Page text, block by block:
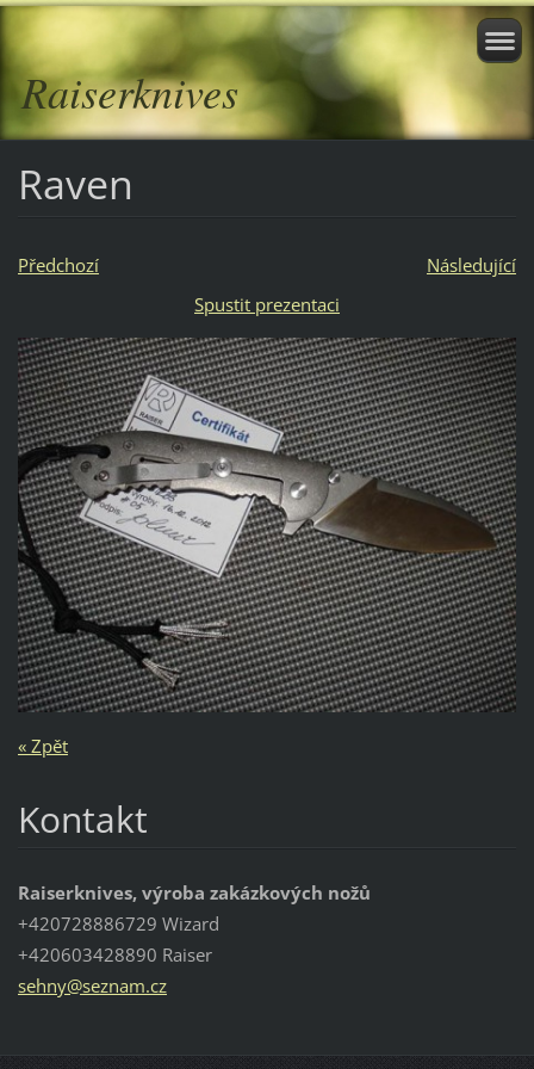
Raiserknives
Raven
Předchozí
Následující
Spustit prezentaci
« Zpět
Kontakt
Raiserknives, výroba zakázkových nožů
+420728886729 Wizard
+420603428890 Raiser
sehny@seznam.cz